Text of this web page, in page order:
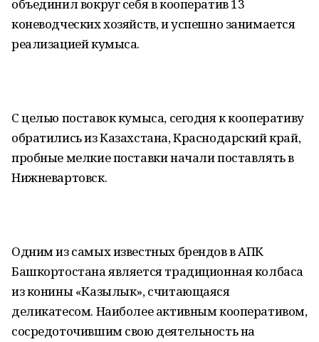
объединил вокруг себя в кооператив 13
коневодческих хозяйств, и успешно занимается
реализацией кумыса.
С целью поставок кумыса, сегодня к кооперативу
обратились из Казахстана, Краснодарский край,
пробные мелкие поставки начали поставлять в
Нижневартовск.
Одним из самых известных брендов в АПК
Башкортостана является традиционная колбаса
из конины «Казылык», считающаяся
деликатесом. Наиболее активным кооперативом,
сосредоточившим свою деятельность на